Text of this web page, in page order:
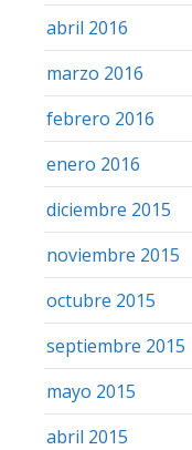
abril 2016
marzo 2016
febrero 2016
enero 2016
diciembre 2015
noviembre 2015
octubre 2015
septiembre 2015
mayo 2015
abril 2015